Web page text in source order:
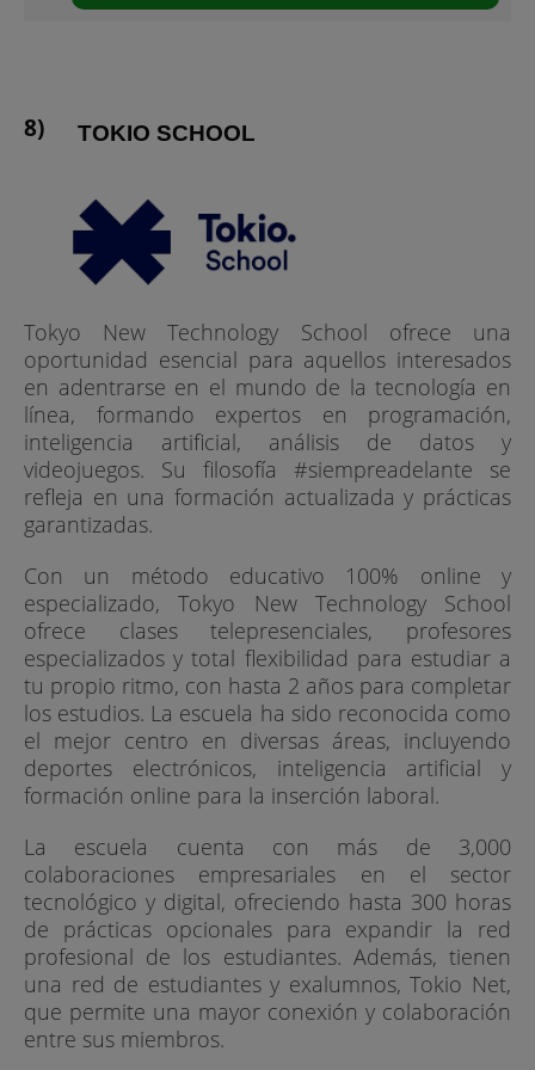
TOKIO SCHOOL
Tokyo New Technology School ofrece una
oportunidad esencial para aquellos interesados
en adentrarse en el mundo de la tecnología en
línea, formando expertos en programación,
inteligencia artificial, análisis de datos y
videojuegos. Su filosofía #siempreadelante se
refleja en una formación actualizada y prácticas
garantizadas.
Con un método educativo 100% online y
especializado, Tokyo New Technology School
ofrece clases telepresenciales, profesores
especializados y total flexibilidad para estudiar a
tu propio ritmo, con hasta 2 años para completar
los estudios. La escuela ha sido reconocida como
el mejor centro en diversas áreas, incluyendo
deportes electrónicos, inteligencia artificial y
formación online para la inserción laboral.
La escuela cuenta con más de 3,000
colaboraciones empresariales en el sector
tecnológico y digital, ofreciendo hasta 300 horas
de prácticas opcionales para expandir la red
profesional de los estudiantes. Además, tienen
una red de estudiantes y exalumnos, Tokio Net,
que permite una mayor conexión y colaboración
entre sus miembros.